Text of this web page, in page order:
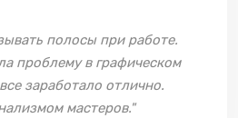
полосы при работе.
проблему в графическом
заработало отлично.
мастеров."